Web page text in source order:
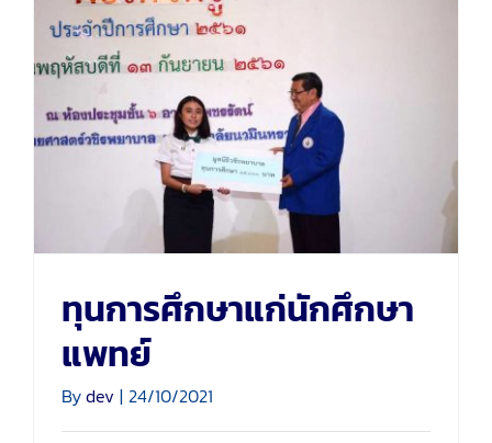
ข้อมูลข่าวสาร
ร่วมบริจาค
ติดต่อเรา
ทุนการศึกษาแก่นักศึกษา
แพทย์
ทุนการศึกษาแก่นักศึกษา
แพทย์
Bydev | 24/10/2021